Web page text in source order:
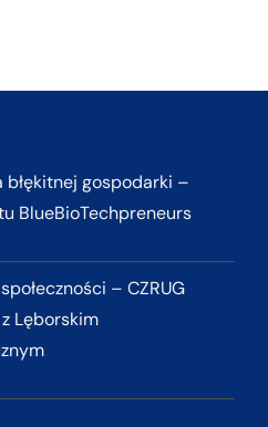
gospodarki –
BlueBioTechpreneurs
– CZRUG
Lęborskim